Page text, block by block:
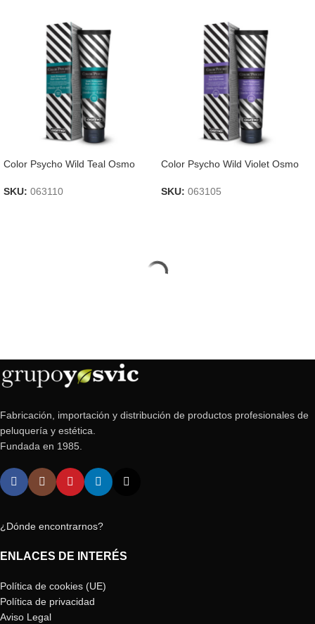
Color Psycho Wild Teal Osmo
SKU: 063110
Color Psycho Wild Violet Osmo
SKU: 063105
Fabricación, importación y distribución de productos profesionales de
peluquería y estética.
Fundada en 1985.
¿Dónde encontrarnos?
ENLACES DE INTERÉS
Política de cookies (UE)
Política de privacidad
Aviso Legal